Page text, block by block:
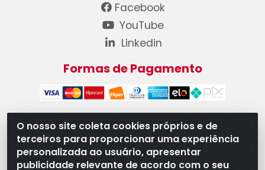
O nosso site coleta cookies próprios e de
terceiros para proporcionar uma experiência
personalizada ao usuário, apresentar
publicidade relevante de acordo com o seu
Facebook
YouTube
Linkedin
Formas de Pagamento
WB Componentes Automotivos LTDA - CNPJ
08.528.393/0001-12 - Rua do Níquel, 667 - Parque
Oeste Industrial, Goiânia/GO - CEP 74375-660